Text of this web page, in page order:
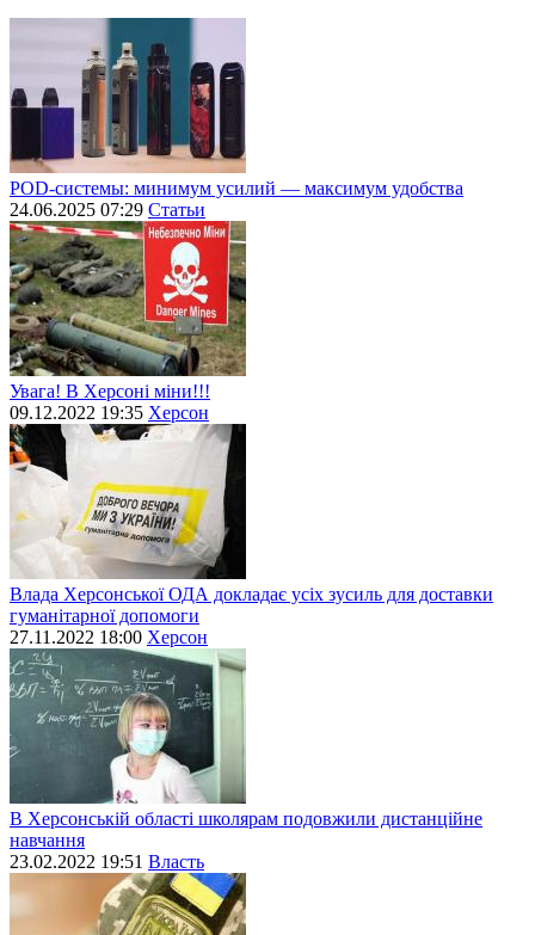
POD-системы: минимум усилий — максимум удобства
24.06.2025 07:29 Статьи
Увага! В Херсоні міни!!!
09.12.2022 19:35 Херсон
Влада Херсонської ОДА докладає усіх зусиль для доставки
гуманітарної допомоги
27.11.2022 18:00 Херсон
В Херсонській області школярам подовжили дистанційне
навчання
23.02.2022 19:51 Власть